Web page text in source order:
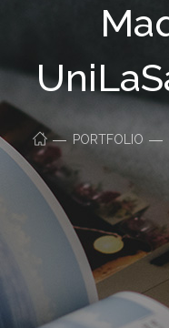
PORTFOLIO